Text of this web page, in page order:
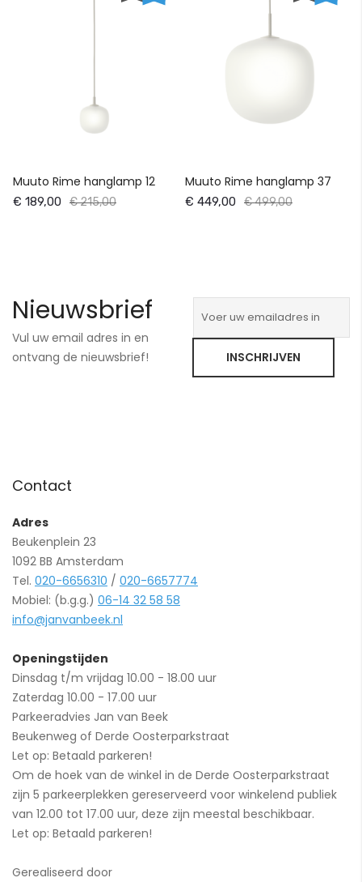
Muuto Rime hanglamp 12
€ 189,00 € 215,00
Muuto Rime hanglamp 37
€ 449,00 € 499,00
Nieuwsbrief
Vul uw email adres in en
ontvang de nieuwsbrief!
INSCHRIJVEN
Contact
Adres
Beukenplein 23
1092 BB Amsterdam
Tel. 020-6656310 / 020-6657774
Mobiel: (b.g.g.) 06-14 32 58 58
info@janvanbeek.nl
Openingstijden
Dinsdag t/m vrijdag 10.00 - 18.00 uur
Zaterdag 10.00 - 17.00 uur
Parkeeradvies Jan van Beek
Beukenweg of Derde Oosterparkstraat
Let op: Betaald parkeren!
Om de hoek van de winkel in de Derde Oosterparkstraat
zijn 5 parkeerplekken gereserveerd voor winkelend publiek
van 12.00 tot 17.00 uur, deze zijn meestal beschikbaar.
Let op: Betaald parkeren!
Gerealiseerd door